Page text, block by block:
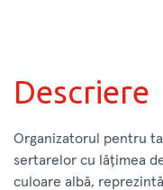
Descriere
Organizatorul pentru
sertarelor cu lățimea
culoare albă,